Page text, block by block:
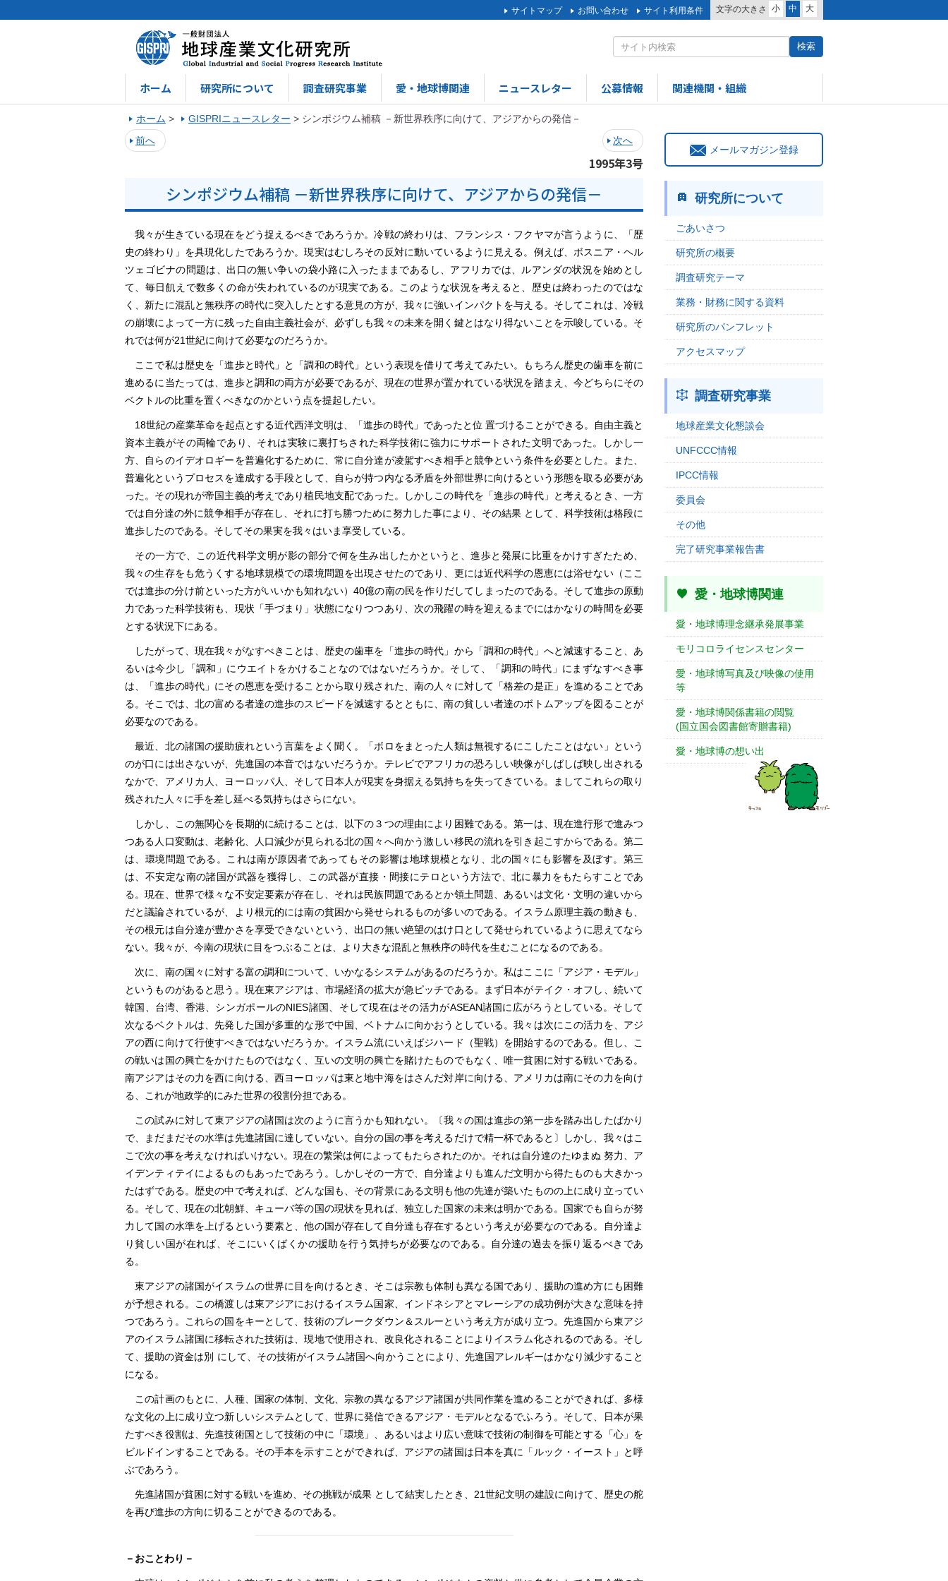
文字の大きさ 小 中 大
サイトマップ お問い合わせ サイト利用条件
ホーム 研究所について 調査研究事業 愛・地球博関連 ニュースレター 公募情報 関連機関・組織
ホーム > GISPRIニュースレター > シンポジウム補稿 －新世界秩序に向けて、アジアからの発信－
前へ
次へ
1995年3号
シンポジウム補稿 －新世界秩序に向けて、アジアからの発信－
我々が生きている現在をどう捉えるべきであろうか。冷戦の終わりは、フランシス・フクヤマが言うように、「歴
史の終わり」を具現化したであろうか。現実はむしろその反対に動いているように見える。例えば、ボスニア・ヘル
ツェゴビナの問題は、出口の無い争いの袋小路に入ったままであるし、アフリカでは、ルアンダの状況を始めとし
て、毎日飢えで数多くの命が失われているのが現実である。このような状況を考えると、歴史は終わったのではな
く、新たに混乱と無秩序の時代に突入したとする意見の方が、我々に強いインパクトを与える。そしてこれは、冷戦
の崩壊によって一方に残った自由主義社会が、必ずしも我々の未来を開く鍵とはなり得ないことを示唆している。そ
れでは何が21世紀に向けて必要なのだろうか。
ここで私は歴史を「進歩と時代」と「調和の時代」という表現を借りて考えてみたい。もちろん歴史の歯車を前に
進めるに当たっては、進歩と調和の両方が必要であるが、現在の世界が置かれている状況を踏まえ、今どちらにその
ベクトルの比重を置くべきなのかという点を提起したい。
18世紀の産業革命を起点とする近代西洋文明は、「進歩の時代」であったと位 置づけることができる。自由主義と
資本主義がその両輪であり、それは実験に裏打ちされた科学技術に強力にサポートされた文明であった。しかし一
方、自らのイデオロギーを普遍化するために、常に自分達が凌駕すべき相手と競争という条件を必要とした。また、
普遍化というプロセスを達成する手段として、自らが持つ内なる矛盾を外部世界に向けるという形態を取る必要があ
った。その現れが帝国主義的考えであり植民地支配であった。しかしこの時代を「進歩の時代」と考えるとき、一方
では自分達の外に競争相手が存在し、それに打ち勝つために努力した事により、その結果 として、科学技術は格段に
進歩したのである。そしてその果実を我々はいま享受している。
その一方で、この近代科学文明が影の部分で何を生み出したかというと、進歩と発展に比重をかけすぎたため、
我々の生存をも危うくする地球規模での環境問題を出現させたのであり、更には近代科学の恩恵には浴せない（ここ
では進歩の分け前といった方がいいかも知れない）40億の南の民を作りだしてしまったのである。そして進歩の原動
力であった科学技術も、現状「手づまり」状態になりつつあり、次の飛躍の時を迎えるまでにはかなりの時間を必要
とする状況下にある。
したがって、現在我々がなすべきことは、歴史の歯車を「進歩の時代」から「調和の時代」へと減速すること、あ
るいは今少し「調和」にウエイトをかけることなのではないだろうか。そして、「調和の時代」にまずなすべき事
は、「進歩の時代」にその恩恵を受けることから取り残された、南の人々に対して「格差の是正」を進めることであ
る。そこでは、北の富める者達の進歩のスピードを減速するとともに、南の貧しい者達のボトムアップを図ることが
必要なのである。
最近、北の諸国の援助疲れという言葉をよく聞く。「ボロをまとった人類は無視するにこしたことはない」という
のが口には出さないが、先進国の本音ではないだろうか。テレビでアフリカの恐ろしい映像がしばしば映し出される
なかで、アメリカ人、ヨーロッパ人、そして日本人が現実を身据える気持ちを失ってきている。ましてこれらの取り
残された人々に手を差し延べる気持ちはさらにない。
しかし、この無関心を長期的に続けることは、以下の３つの理由により困難である。第一は、現在進行形で進みつ
つある人口変動は、老齢化、人口減少が見られる北の国々へ向かう激しい移民の流れを引き起こすからである。第二
は、環境問題である。これは南が原因者であってもその影響は地球規模となり、北の国々にも影響を及ぼす。第三
は、不安定な南の諸国が武器を獲得し、この武器が直接・間接にテロという方法で、北に暴力をもたらすことであ
る。現在、世界で様々な不安定要素が存在し、それは民族問題であるとか領土問題、あるいは文化・文明の違いから
だと議論されているが、より根元的には南の貧困から発せられるものが多いのである。イスラム原理主義の動きも、
その根元は自分達が豊かさを享受できないという、出口の無い絶望のはけ口として発せられているように思えてなら
ない。我々が、今南の現状に目をつぶることは、より大きな混乱と無秩序の時代を生むことになるのである。
次に、南の国々に対する富の調和について、いかなるシステムがあるのだろうか。私はここに「アジア・モデル」
というものがあると思う。現在東アジアは、市場経済の拡大が急ピッチである。まず日本がテイク・オフし、続いて
韓国、台湾、香港、シンガポールのNIES諸国、そして現在はその活力がASEAN諸国に広がろうとしている。そして
次なるベクトルは、先発した国が多重的な形で中国、ベトナムに向かおうとしている。我々は次にこの活力を、アジ
アの西に向けて行使すべきではないだろうか。イスラム流にいえばジハード（聖戦）を開始するのである。但し、こ
の戦いは国の興亡をかけたものではなく、互いの文明の興亡を賭けたものでもなく、唯一貧困に対する戦いである。
南アジアはその力を西に向ける、西ヨーロッパは東と地中海をはさんだ対岸に向ける、アメリカは南にその力を向け
る、これが地政学的にみた世界の役割分担である。
この試みに対して東アジアの諸国は次のように言うかも知れない。〔我々の国は進歩の第一歩を踏み出したばかり
で、まだまだその水準は先進諸国に達していない。自分の国の事を考えるだけで精一杯であると〕しかし、我々はこ
こで次の事を考えなければいけない。現在の繁栄は何によってもたらされたのか。それは自分達のたゆまぬ 努力、ア
イデンティテイによるものもあったであろう。しかしその一方で、自分達よりも進んだ文明から得たものも大きかっ
たはずである。歴史の中で考えれば、どんな国も、その背景にある文明も他の先達が築いたものの上に成り立ってい
る。そして、現在の北朝鮮、キューバ等の国の現状を見れば、独立した国家の未来は明かである。国家でも自らが努
力して国の水準を上げるという要素と、他の国が存在して自分達も存在するという考えが必要なのである。自分達よ
り貧しい国が在れば、そこにいくばくかの援助を行う気持ちが必要なのである。自分達の過去を振り返るべきであ
る。
東アジアの諸国がイスラムの世界に目を向けるとき、そこは宗教も体制も異なる国であり、援助の進め方にも困難
が予想される。この橋渡しは東アジアにおけるイスラム国家、インドネシアとマレーシアの成功例が大きな意味を持
つであろう。これらの国をキーとして、技術のブレークダウン＆スルーという考え方が成り立つ。先進国から東アジ
アのイスラム諸国に移転された技術は、現地で使用され、改良化されることによりイスラム化されるのである。そし
て、援助の資金は別 にして、その技術がイスラム諸国へ向かうことにより、先進国アレルギーはかなり減少すること
になる。
この計画のもとに、人種、国家の体制、文化、宗教の異なるアジア諸国が共同作業を進めることができれば、多様
な文化の上に成り立つ新しいシステムとして、世界に発信できるアジア・モデルとなるでふろう。そして、日本が果
たすべき役割は、先進技術国として技術の中に「環境」、あるいはより広い意味で技術の制御を可能とする「心」を
ビルドインすることである。その手本を示すことができれば、アジアの諸国は日本を真に「ルック・イースト」と呼
ぶであろう。
先進諸国が貧困に対する戦いを進め、その挑戦が成果 として結実したとき、21世紀文明の建設に向けて、歴史の舵
を再び進歩の方向に切ることができるのである。
－おことわり－
メールマガジン登録
研究所について
ごあいさつ
研究所の概要
調査研究テーマ
業務・財務に関する資料
研究所のパンフレット
アクセスマップ
調査研究事業
地球産業文化懇談会
UNFCCC情報
IPCC情報
委員会
その他
完了研究事業報告書
愛・地球博関連
愛・地球博理念継承発展事業
モリコロライセンスセンター
愛・地球博写真及び映像の使用
等
愛・地球博関係書籍の閲覧
(国立国会図書館寄贈書籍)
愛・地球博の想い出